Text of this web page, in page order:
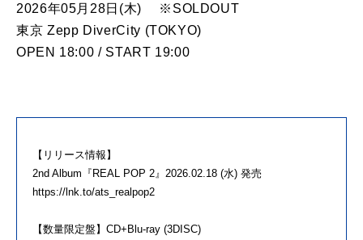
2026年05月28日(木) ※SOLDOUT
東京 Zepp DiverCity (TOKYO)
OPEN 18:00 / START 19:00
【リリース情報】
2nd Album『REAL POP 2』2026.02.18 (水) 発売
https://lnk.to/ats_realpop2
【数量限定盤】CD+Blu-ray (3DISC)